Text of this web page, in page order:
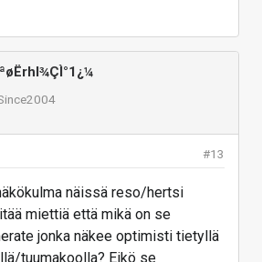
#13
näissä reso/hertsi
miettiä että mikä on se
jonka näkee optimisti tietyllä
tuumakoolla? Eikö se